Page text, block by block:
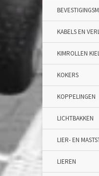
KABELS EN
KIMROLLEN
KOKERS
KOPPELINGEN
LICHTBAKKEN
LIER- EN
LIEREN